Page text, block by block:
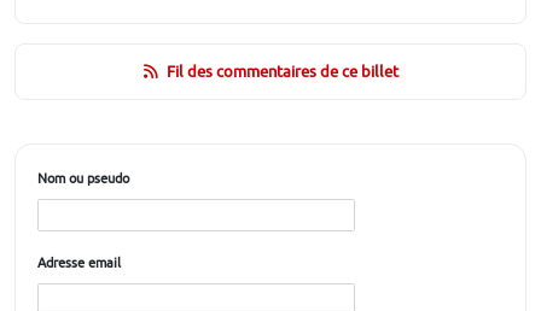
Fil des commentaires de ce billet
Nom ou pseudo
Adresse email